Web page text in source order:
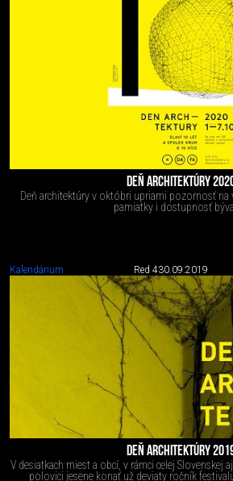
DEŇ ARCHITEKTÚRY
Deň architektúry v októbri upriami pozornosť na
pamiatky i dostupnosť
Kalendárium Red 430.09.2019
DEŇ ARCHITEKTÚRY
V desiatkach miest a obcí, v rámci celej Slovenskej
polovici jesene konať už deviaty ročník